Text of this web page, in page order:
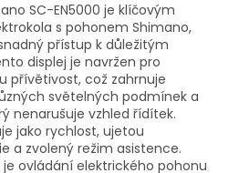
SC-EN5000 je klíčovým
s pohonem Shimano,
přístup k důležitým
displej je navržen pro
přívětivost, což zahrnuje
světelných podmínek a
nenarušuje vzhled řídítek.
jako rychlost, ujetou
a zvolený režim asistence.
je ovládání elektrického pohonu